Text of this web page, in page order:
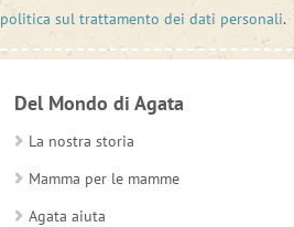
politica sul trattamento dei dati personali.
Del Mondo di Agata
La nostra storia
Mamma per le mamme
Agata aiuta